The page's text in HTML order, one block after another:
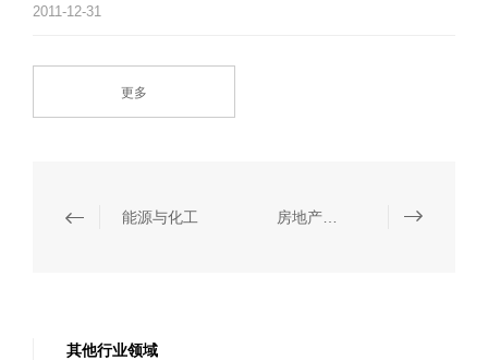
2011-12-31
更多
能源与化工
其他行业领域